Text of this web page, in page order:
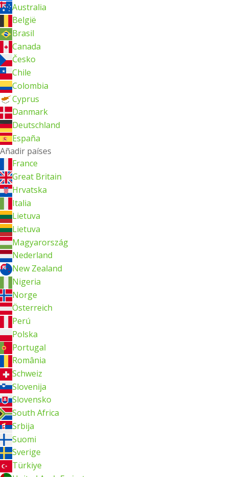
Australia
België
Brasil
Canada
Česko
Chile
Colombia
Cyprus
Danmark
Deutschland
España
Añadir países
France
Great Britain
Hrvatska
Italia
Lietuva
Lietuva
Magyarország
Nederland
New Zealand
Nigeria
Norge
Österreich
Perú
Polska
Portugal
România
Schweiz
Slovenija
Slovensko
South Africa
Srbija
Suomi
Sverige
Türkiye